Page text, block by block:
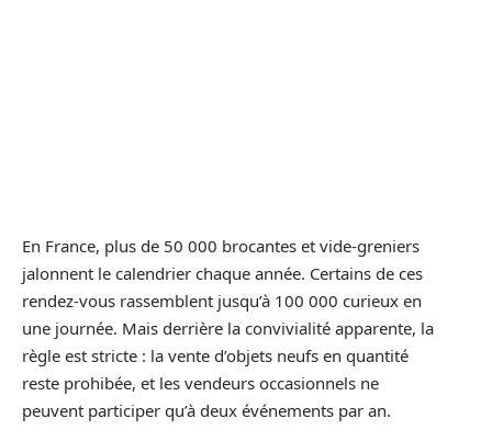
En France, plus de 50 000 brocantes et vide-greniers
jalonnent le calendrier chaque année. Certains de ces
rendez-vous rassemblent jusqu’à 100 000 curieux en
une journée. Mais derrière la convivialité apparente, la
règle est stricte : la vente d’objets neufs en quantité
reste prohibée, et les vendeurs occasionnels ne
peuvent participer qu’à deux événements par an.